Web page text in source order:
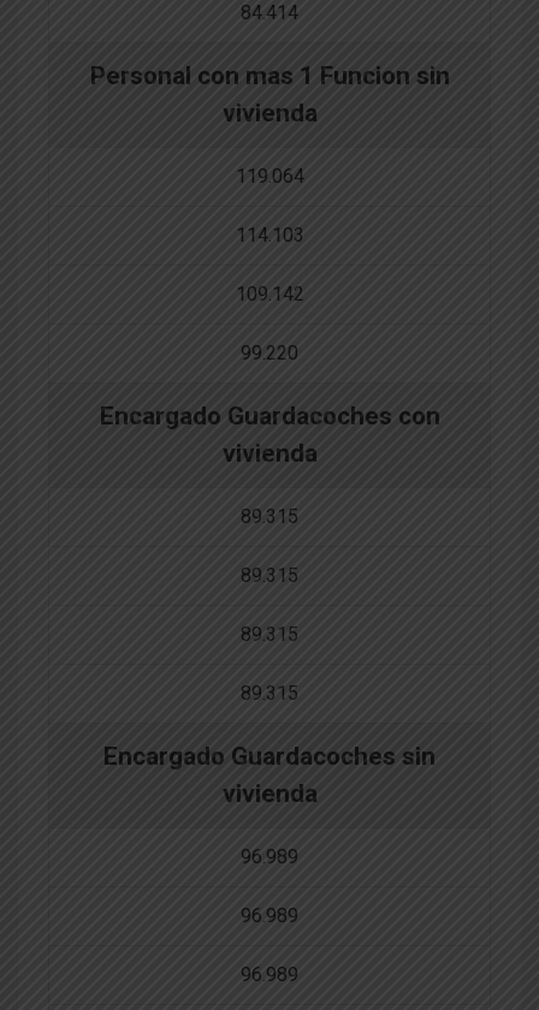
84.414
Personal con mas 1 Funcion sin
vivienda
119.064
114.103
109.142
99.220
Encargado Guardacoches con
vivienda
89.315
89.315
89.315
89.315
Encargado Guardacoches sin
vivienda
96.989
96.989
96.989